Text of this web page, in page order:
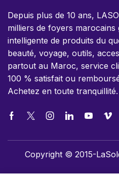
Depuis plus de 10 ans,
milliers de foyers
intelligente de produits du
beauté, voyage, outils,
partout au Maroc, service
100 % satisfait ou
Achetez en toute tranquillité.
Copyright © 2015-